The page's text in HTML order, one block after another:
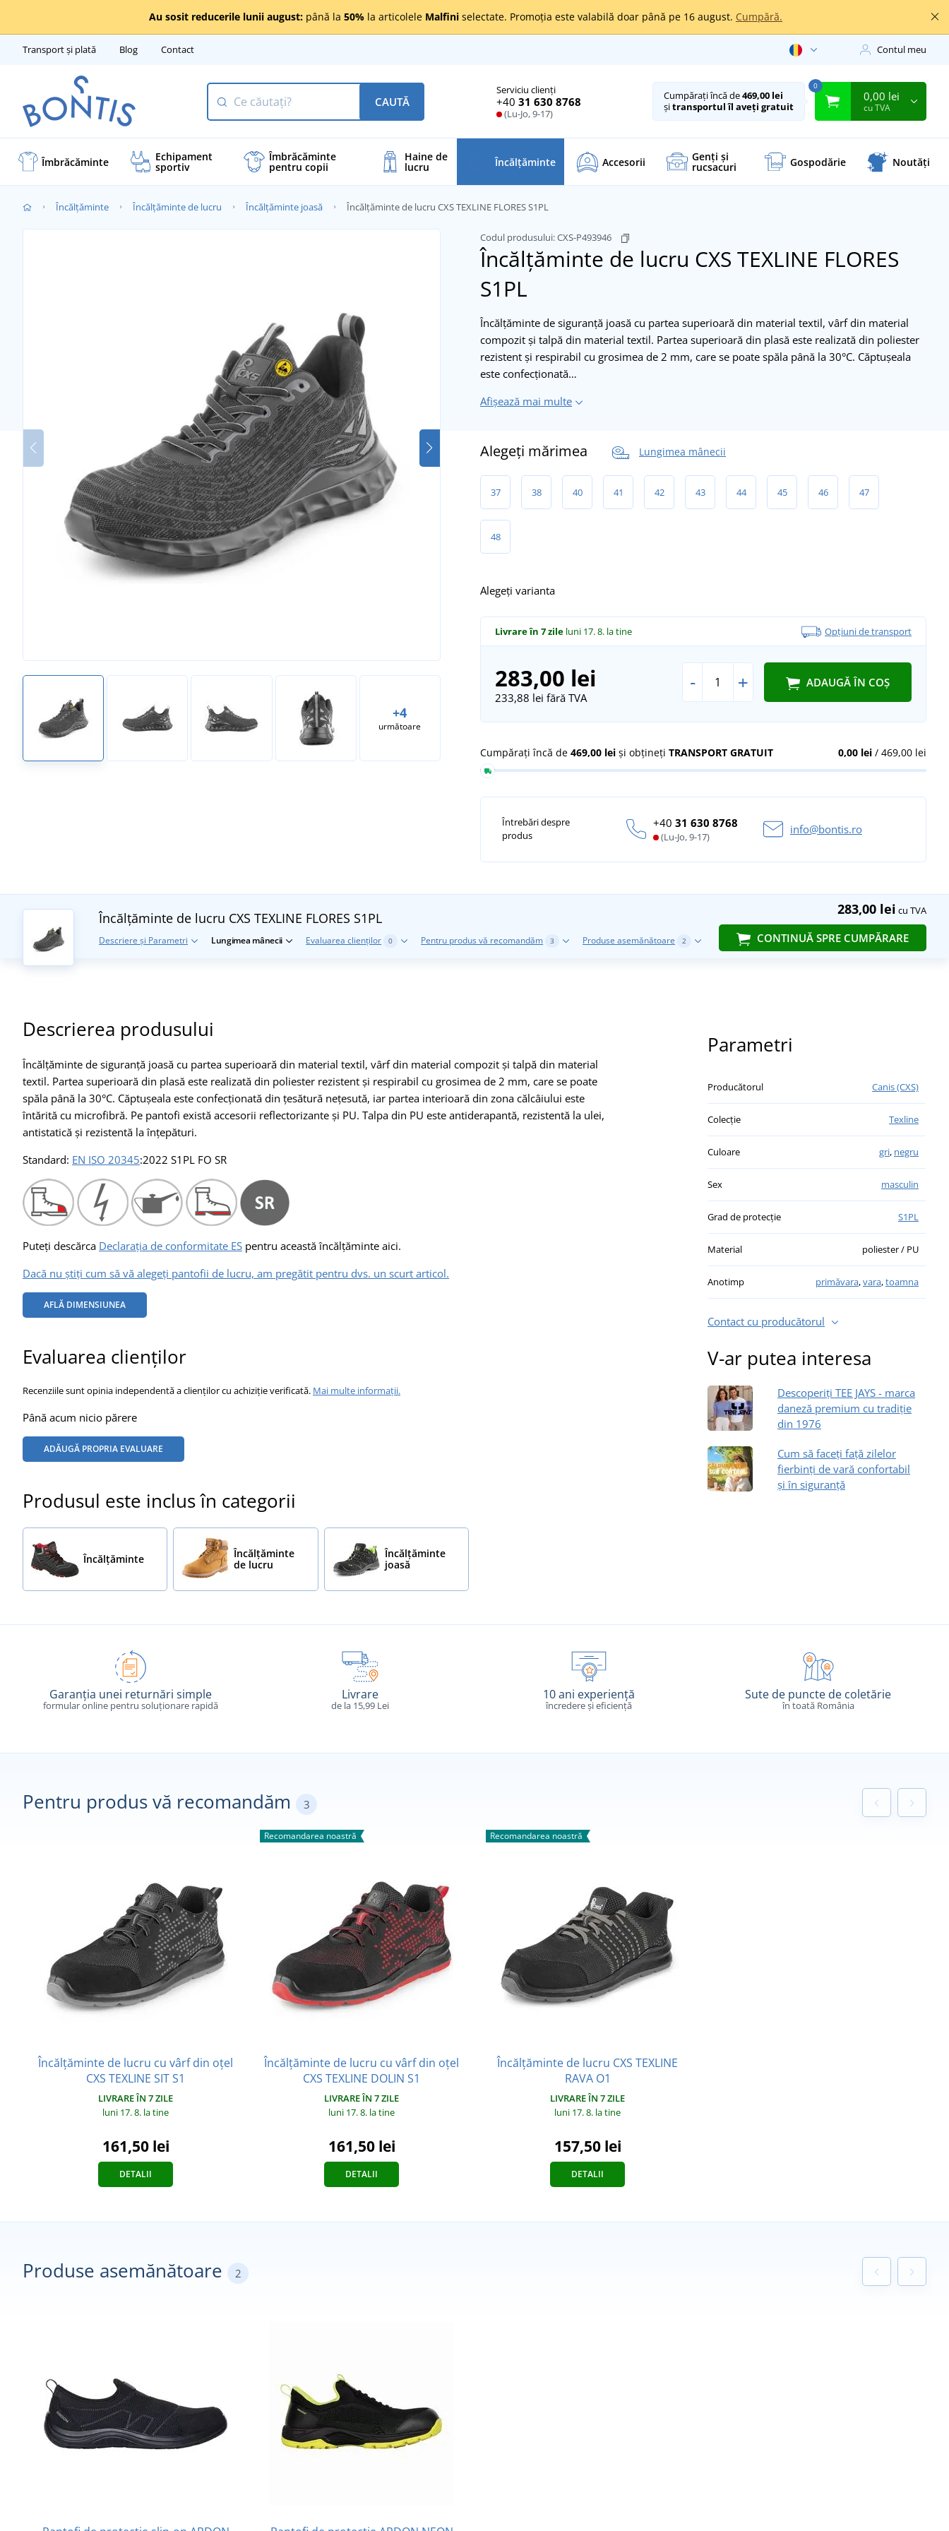
Au sosit reducerile lunii august: până la 50% la articolele Malfini selectate. Promoția este valabilă doar până pe 16 august. Cumpără.
Transport și plată Blog Contact Contul meu
Serviciu clienți
+40 31 630 8768
(Lu-Jo, 9-17)
CAUTĂ Cumpărați încă de469,00 lei
șitransportul îl aveți gratuit
0
0,00 lei
cu TVA
Îmbrăcăminte Echipament
sportiv
Îmbrăcăminte
pentru copii
Haine de
lucru Încălţăminte Accesorii Genți și
rucsacuri Gospodărie Noutăți
Încălţăminte Încălțăminte de lucru Încălțăminte joasă Încălțăminte de lucru CXS TEXLINE FLORES S1PL
Codul produsului:CXS-P493946
Încălțăminte de lucru CXS TEXLINE FLORES
S1PL
+4
următoare
Încălțăminte de siguranță joasă cu partea superioară din material textil, vârf din material
compozit și talpă din material textil. Partea superioară din plasă este realizată din poliester
rezistent și respirabil cu grosimea de 2 mm, care se poate spăla până la 30°C. Căptușeala
este confecționată…
Afișează mai multe
Alegeți mărimea Lungimea mânecii
37 38 40 41 42 43 44 45 46 47
48
Alegeți varianta
Livrare în 7 zile luni 17. 8. la tine Opțiuni de transport
283,00 lei
233,88 lei fără TVA
- + ADAUGĂ ÎN COȘ
0,00 lei/ 469,00 lei
Cumpărați încă de 469,00 lei și obțineți TRANSPORT GRATUIT
Întrebări despre
produs
+40 31 630 8768
(Lu-Jo, 9-17)
info@bontis.ro
283,00 lei cu TVA
CONTINUĂ SPRE CUMPĂRARE
Încălțăminte de lucru CXS TEXLINE FLORES S1PL
Descriere și Parametri Lungimea mânecii Evaluarea clienților 0 Pentru produs vă recomandăm 3 Produse asemănătoare 2
Descrierea produsului
Încălțăminte de siguranță joasă cu partea superioară din material textil, vârf din material compozit și talpă din material
textil. Partea superioară din plasă este realizată din poliester rezistent și respirabil cu grosimea de 2 mm, care se poate
spăla până la 30°C. Căptușeala este confecționată din țesătură nețesută, iar partea interioară din zona călcâiului este
întărită cu microfibră. Pe pantofi există accesorii reflectorizante și PU. Talpa din PU este antiderapantă, rezistentă la ulei,
antistatică și rezistentă la înțepături.
Standard: EN ISO 20345:2022 S1PL FO SR
Puteți descărca Declarația de conformitate ES pentru această încălțăminte aici.
Dacă nu știți cum să vă alegeți pantofii de lucru, am pregătit pentru dvs. un scurt articol.
AFLĂ DIMENSIUNEA
Evaluarea clienților
Recenziile sunt opinia independentă a clienților cu achiziție verificată. Mai multe informații.
Până acum nicio părere
ADĂUGĂ PROPRIA EVALUARE
Produsul este inclus în categorii
Încălţăminte
Încălțăminte
de lucru
Încălțăminte
joasă
Parametri
Producătorul Canis (CXS)
Colecție Texline
Culoare gri, negru
Sex masculin
Grad de protecție S1PL
Material poliester / PU
Anotimp primăvara,vara,toamna
Contact cu producătorul
V-ar putea interesa
Descoperiți TEE JAYS - marca
daneză premium cu tradiție
din 1976
Cum să faceți față zilelor
fierbinți de vară confortabil
și în siguranță
Garanția unei returnări simple
formular online pentru soluționare rapidă
Livrare
de la 15,99 Lei
10 ani experiență
încredere și eficiență
Sute de puncte de coletărie
în toată România
Pentru produs vă recomandăm 3
Încălțăminte de lucru cu vârf din oțel
CXS TEXLINE SIT S1
LIVRARE ÎN 7 ZILE
luni 17. 8. la tine
161,50 lei
DETALII
Recomandarea noastră
Încălțăminte de lucru cu vârf din oțel
CXS TEXLINE DOLIN S1
LIVRARE ÎN 7 ZILE
luni 17. 8. la tine
161,50 lei
DETALII
Recomandarea noastră
Încălțăminte de lucru CXS TEXLINE
RAVA O1
LIVRARE ÎN 7 ZILE
luni 17. 8. la tine
157,50 lei
DETALII
Produse asemănătoare 2